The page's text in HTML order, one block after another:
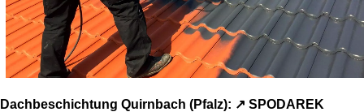
Dachbeschichtung Quirnbach (Pfalz): ↗️ SPODAREK